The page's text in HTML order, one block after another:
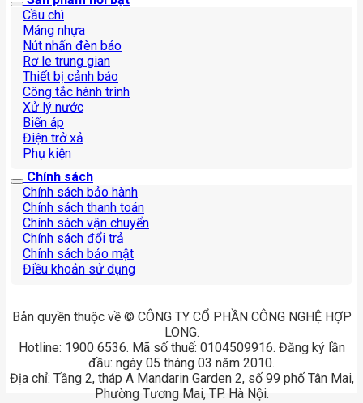
Cầu chì
Máng nhựa
Nút nhấn đèn báo
Rơ le trung gian
Thiết bị cảnh báo
Công tắc hành trình
Xử lý nước
Biến áp
Điện trở xả
Phụ kiện
Chính sách
Chính sách bảo hành
Chính sách thanh toán
Chính sách vận chuyển
Chính sách đổi trả
Chính sách bảo mật
Điều khoản sử dụng
Bản quyền thuộc về © CÔNG TY CỔ PHẦN CÔNG NGHỆ HỢP
LONG.
Hotline: 1900 6536. Mã số thuế: 0104509916. Đăng ký lần
đầu: ngày 05 tháng 03 năm 2010.
Địa chỉ: Tầng 2, tháp A Mandarin Garden 2, số 99 phố Tân Mai,
Phường Tương Mai, TP. Hà Nội.